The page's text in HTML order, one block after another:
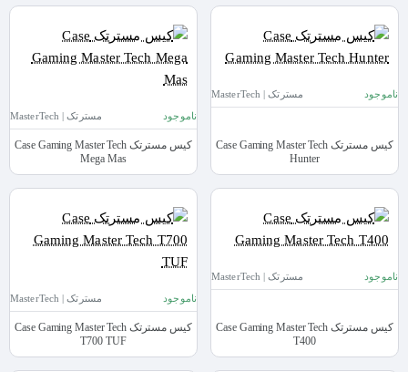
ناموجود مسترتک | MasterTech
کیس مسترتک Case Gaming Master Tech
Hunter
ناموجود مسترتک | MasterTech
کیس مسترتک Case Gaming Master Tech
Mega Mas
ناموجود مسترتک | MasterTech
کیس مسترتک Case Gaming Master Tech
T400
ناموجود مسترتک | MasterTech
کیس مسترتک Case Gaming Master Tech
T700 TUF